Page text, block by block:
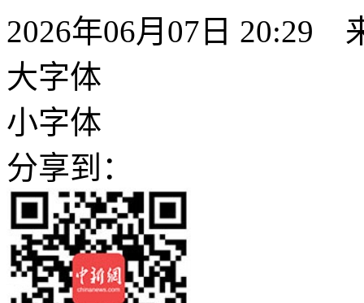
2026年06月07日 20:29
大字体
小字体
分享到：